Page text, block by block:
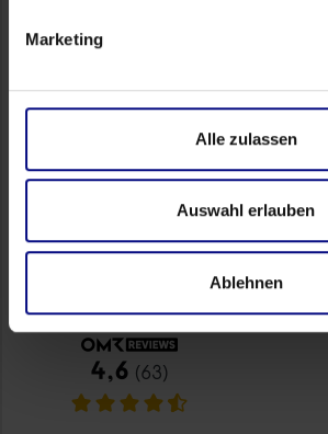
Marketing
Alle zulassen
Auswahl erlauben
Ablehnen